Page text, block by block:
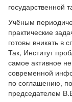
государственной
Учёным
практические
готовы вникать в
Так, Институт
самое активное
современной
по соглашению,
председателем